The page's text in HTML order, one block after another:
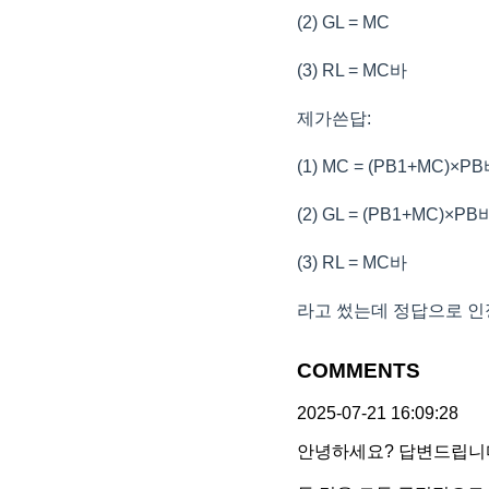
(2) GL = MC
(3) RL = MC바
제가쓴답:
(1) MC = (PB1+MC)×PB
(2) GL = (PB1+MC)×PB
(3) RL = MC바
라고 썼는데 정답으로
COMMENTS
2025-07-21 16:09:28
안녕하세요? 답변드립니